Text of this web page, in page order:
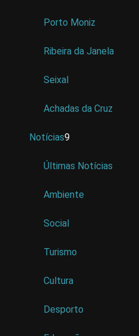
Porto Moniz
Ribeira da Janela
Seixal
Achadas da Cruz
Notícias9
Últimas Notícias
Ambiente
Social
Turismo
Cultura
Desporto